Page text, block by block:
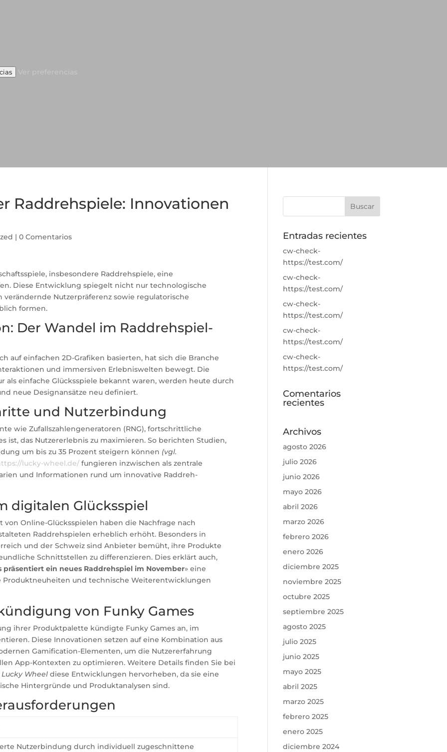
Raddrehspiele: Innovationen
|0 Comentarios
insbesondere Raddrehspiele, eine
Diese Entwicklung spiegelt nicht nur technologische
Nutzerpräferenz sowie regulatorische
formen.
Der Wandel im Raddrehspiel-
auf einfachen 2D-Grafiken basierten, hat sich die Branche
und immersiven Erlebniswelten bewegt. Die
als einfache Glücksspiele bekannt waren, werden heute durch
neue Designansätze neu definiert.
und Nutzerbindung
wie Zufallszahlengeneratoren (RNG), fortschrittliche
ist, das Nutzererlebnis zu maximieren. So berichten Studien,
um bis zu 35 Prozent steigern können (vgl.
lucky-wheel.de/ fungieren inzwischen als zentrale
und Informationen rund um innovative Raddreh-
digitalen Glücksspiel
Online-Glücksspielen haben die Nachfrage nach
Raddrehspielen erheblich erhöht. Besonders in
und der Schweiz sind Anbieter bemüht, ihre Produkte
Schnittstellen zu differenzieren. Dies erklärt auch,
präsentiert ein neues Raddrehspiel im November» eine
Produktneuheiten und technische Weiterentwicklungen
von Funky Games
ihrer Produktpalette kündigte Funky Games an, im
Diese Innovationen setzen auf eine Kombination aus
Gamification-Elementen, um die Nutzererfahrung
App-Kontexten zu optimieren. Weitere Details finden Sie bei
Lucky Wheel diese Entwicklungen hervorheben, da sie eine
Hintergründe und Produktanalysen sind.
Nutzerbindung durch individuell zugeschnittene
Entradas recientes
cw-check-
https://test.com/
cw-check-
https://test.com/
cw-check-
https://test.com/
cw-check-
https://test.com/
cw-check-
https://test.com/
Comentarios
recientes
Archivos
agosto 2026
julio 2026
junio 2026
mayo 2026
abril 2026
marzo 2026
febrero 2026
enero 2026
diciembre 2025
noviembre 2025
octubre 2025
septiembre 2025
agosto 2025
julio 2025
junio 2025
mayo 2025
abril 2025
marzo 2025
febrero 2025
enero 2025
diciembre 2024